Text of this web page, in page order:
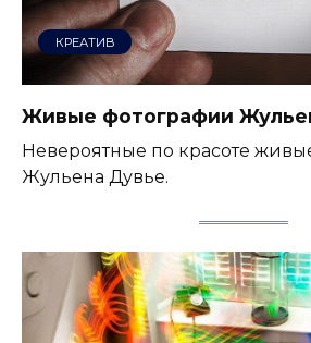
КРЕАТИВ
Живые фотографии
Невероятные по красоте
Жульена Дувье.